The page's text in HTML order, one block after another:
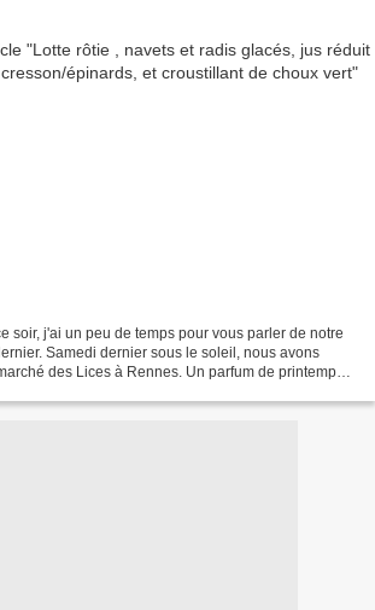
soir, j'ai un peu de temps pour vous parler de notre
Samedi dernier sous le soleil, nous avons
des Lices à Rennes. Un parfum de printemps